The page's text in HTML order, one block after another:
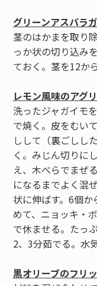
グリーンアスパラ
茎のはかまを取り
っか状の切り込み
ておく。茎を12か
レモン風味のアグ
洗ったジャガイモ
で焼く。皮をむい
しして（裏ごしし
く。みじん切りに
え、木べらでまぜ
になるまでよく混
状に伸ばす。6個
めて、ニョッキ・
で休ませる。たっ
2、3分茹でる。水
黒オリーブのフリ